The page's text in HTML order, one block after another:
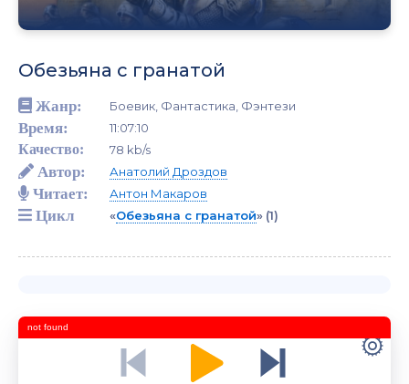
Обезьяна с гранатой
Жанр: Боевик, Фантастика, Фэнтези
Время:
11:07:10
Качество:
78 kb/s
Автор: Анатолий Дроздов
Читает: Антон Макаров
Цикл «Обезьяна с гранатой» (1)
not found